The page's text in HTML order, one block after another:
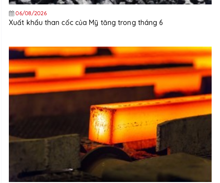
06/08/2026
Xuất khẩu than cốc của Mỹ tăng trong tháng 6